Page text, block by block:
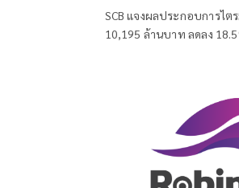
SCB แจงผลประกอบการไต
10,195 ล้านบาท ลดลง 18.5% มีปัจจัยลบจาก ร